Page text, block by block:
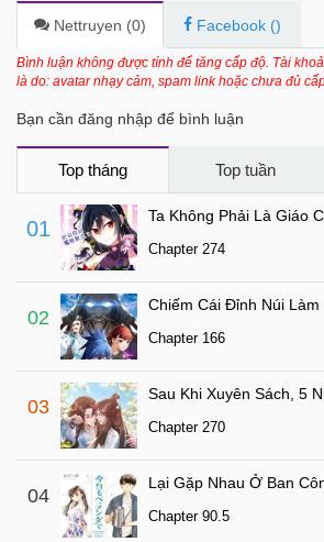
Chapter 17 8 tháng trước
Chapter 16 8 tháng
8 tháng trước
Chapter 13 8 tháng trước
Chapter 12
Chapter 11
Chapter 10
Chapter 9 8 tháng
Chapter 8
Chapter 7
Chapter 6
Chapter 5 8 tháng
Chapter 4 8 tháng
Chapter 3
Nettruyen (0) Facebook ()
Bình luận không được tính để tăng cấp độ. Tài
là do: avatar nhạy cảm, spam link hoặc chưa đủ
Bạn cần đăng nhập để bình luận
Top tháng Top tuần
01
Ta Không Phải Là Giáo
Chapter 274
02
Chiếm Cái Đỉnh Núi
Chapter 166
03
Chapter 270
04
Lại Gặp Nhau Ở Ban
Chapter 90.5